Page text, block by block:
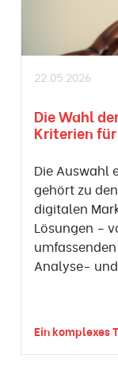
22.05.2026
Die Wahl
Kriterien
Die Auswahl
gehört zu
digitalen
Lösungen –
Analyse-
Ein komplexes